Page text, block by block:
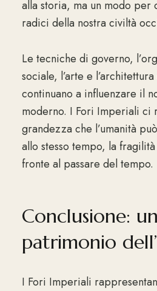
alla storia, ma un modo per
radici della nostra civiltà
Le tecniche di governo,
sociale, l’arte e
continuano a influenzare il
moderno. I Fori Imperiali ci
grandezza che l’umanità
allo stesso tempo, la
fronte al passare del tempo.
Conclusione: un
patrimonio
I Fori Imperiali